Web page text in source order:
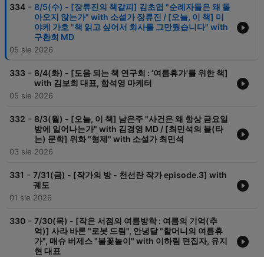
334 - 8/5(수) - [장류진의 책갈피] 김초엽 "순례자들은 왜 돌
아오지 않는가" with 소설가 장류진 / [오늘, 이 책] 미
야케 가호 "책 읽고 싶어서 회사를 그만뒀습니다" with
구환회 MD
05 sie 2026
333 - 8/4(화) - [도움 되는 책 연구회 : ‘여름휴가'를 위한 책]
with 김보희 대표, 함석영 마케터
05 sie 2026
332 - 8/3(월) - [오늘, 이 책] 남은주 "사건은 왜 항상 금요일
밤에 일어나는가" with 김경영 MD / [최민석의 불(타
는) 문학] 위화 "형제" with 소설가 최민석
03 sie 2026
331 - 7/31(금) - [작가의 방 - 천선란 작가 episode.3] with
궤도
01 sie 2026
330 - 7/30(목) - [작은 서점의 여름방학 : 여름의 기억(추
억)] 사라 바론 "로봇 드림", 안녕달 "할머니의 여름휴
가", 매슈 버제스 "불꽃놀이" with 이하림 편집자, 유지
현 대표